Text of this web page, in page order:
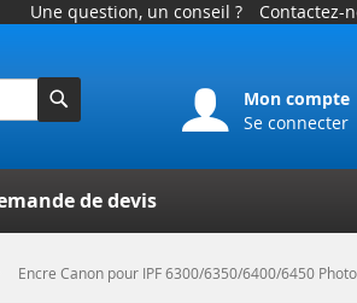
Une question, un conseil ? Contactez-
Mon compte
Se connecter
de devis
Encre Canon pour IPF 6300/6350/6400/6450